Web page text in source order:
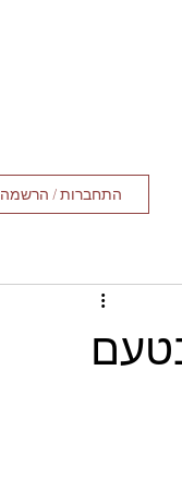
התחברות / הרשמה